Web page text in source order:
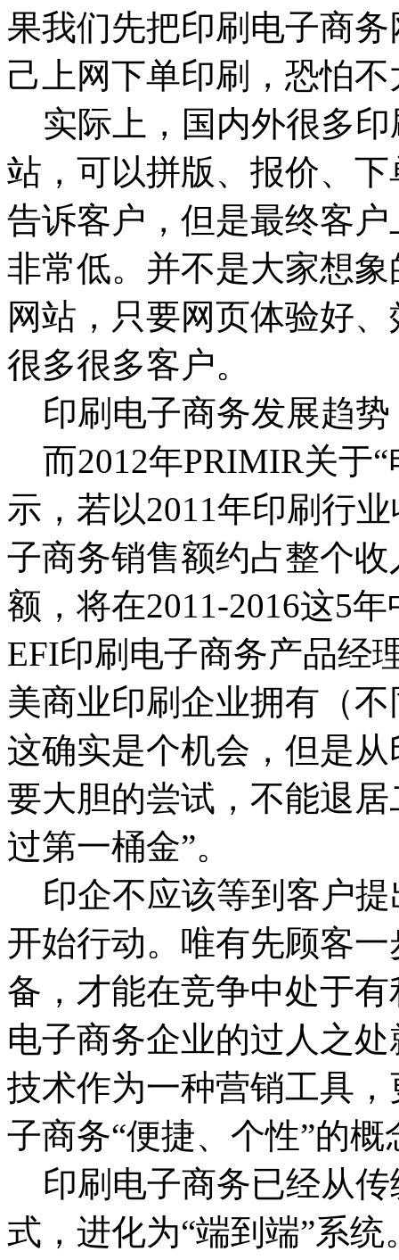
果我们先把印刷电子商
己上网下单印刷，恐怕
实际上，国内外很多印
站，可以拼版、报价、
告诉客户，但是最终客
非常低。并不是大家想
网站，只要网页体验好
很多很多客户。
印刷电子商务发展趋势
而2012年PRIMIR关于
示，若以2011年印刷行
子商务销售额约占整个
额，将在2011-2016这5
EFI印刷电子商务产品经
美商业印刷企业拥有（
这确实是个机会，但是
要大胆的尝试，不能退
过第一桶金”。
印企不应该等到客户提
开始行动。唯有先顾客
备，才能在竞争中处于
电子商务企业的过人之
技术作为一种营销工具
子商务“便捷、个性”的概
印刷电子商务已经从传
式，进化为“端到端”系统